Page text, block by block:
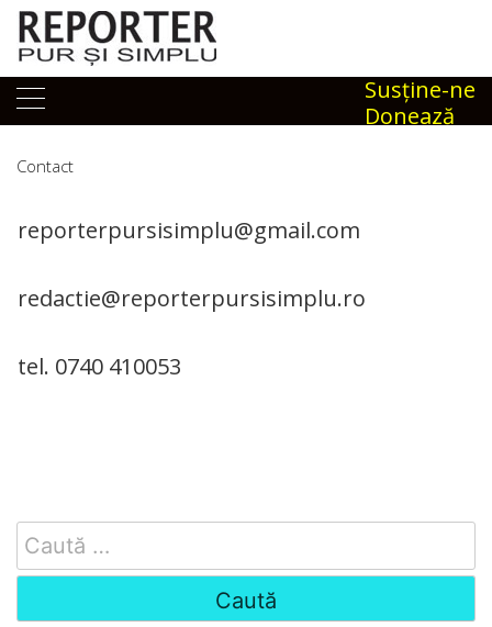
Skip
content
Susţine-ne
Donează
Contact
reporterpursisimplu@gmail.com
redactie@reporterpursisimplu.ro
tel. 0740 410053
Search
for: